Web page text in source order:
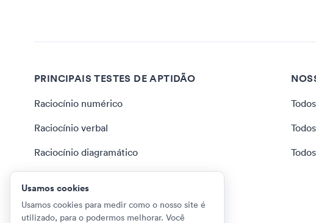
PRINCIPAIS TESTES DE APTIDÃO
Raciocínio numérico
Raciocínio verbal
Raciocínio diagramático
Julgamento situacional
Usamos cookies
Usamos cookies para medir como o nosso site é
utilizado, para o podermos melhorar. Você